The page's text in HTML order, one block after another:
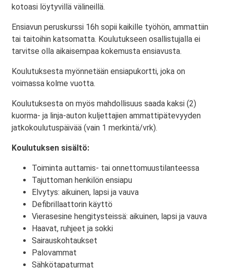
kotoasi löytyvillä välineillä.
Ensiavun peruskurssi 16h sopii kaikille työhön, ammattiin
tai taitoihin katsomatta. Koulutukseen osallistujalla ei
tarvitse olla aikaisempaa kokemusta ensiavusta.
Koulutuksesta myönnetään ensiapukortti, joka on
voimassa kolme vuotta.
Koulutuksesta on myös mahdollisuus saada kaksi (2)
kuorma- ja linja-auton kuljettajien ammattipätevyyden
jatkokoulutuspäivää (vain 1 merkintä/vrk).
Koulutuksen sisältö:
Toiminta auttamis- tai onnettomuustilanteessa
Tajuttoman henkilön ensiapu
Elvytys: aikuinen, lapsi ja vauva
Defibrillaattorin käyttö
Vierasesine hengitysteissä: aikuinen, lapsi ja vauva
Haavat, ruhjeet ja sokki
Sairauskohtaukset
Palovammat
Sähkötapaturmat